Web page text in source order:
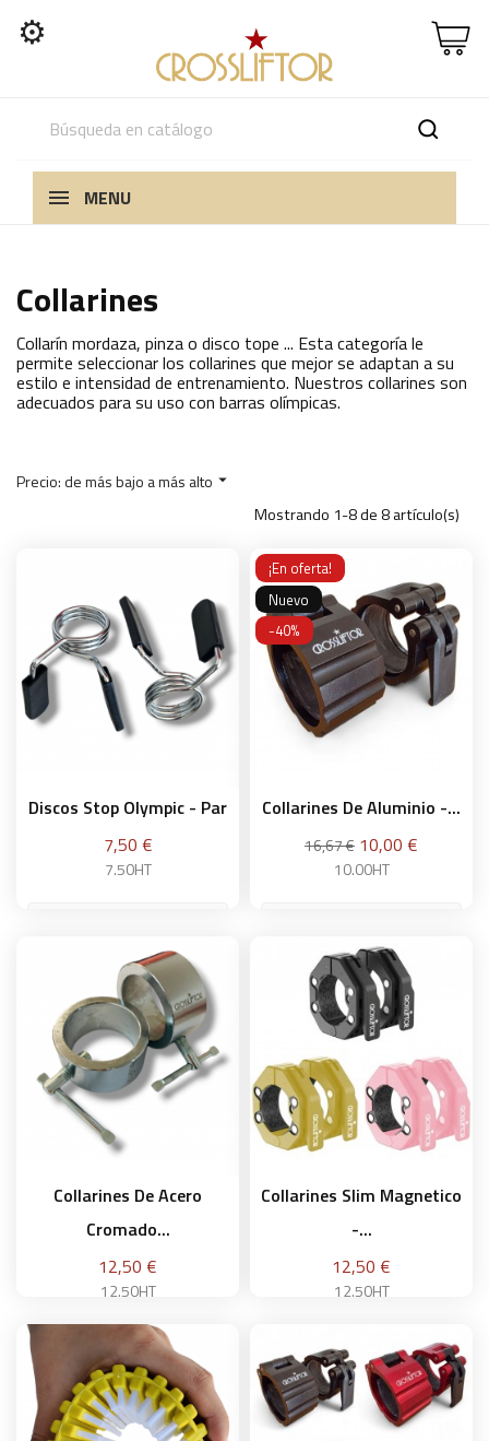
⚙
MENU
Collarines
Collarín mordaza, pinza o disco tope ... Esta categoría le
permite seleccionar los collarines que mejor se adaptan a su
estilo e intensidad de entrenamiento. Nuestros collarines son
adecuados para su uso con barras olímpicas.
Precio: de más bajo a más alto 
Mostrando 1-8 de 8 artículo(s)
Discos Stop Olympic - Par
Precio
7,50 €
7.50HT
Añadir a la cesta
Collarines De Aluminio -...
Precio
base
16,67 € Precio
10,00 €
10.00HT
Añadir a la cesta
¡En oferta!
Nuevo
-40%
Collarines De Acero
Cromado...
Precio
12,50 €
12.50HT
Añadir a la cesta
Collarines Slim Magnetico
-...
Precio
12,50 €
12.50HT